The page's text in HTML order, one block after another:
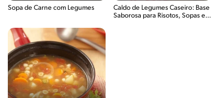
Sopa de Carne com Legumes
Caldo de Legumes Caseiro: Base
Saborosa para Risotos, Sopas e